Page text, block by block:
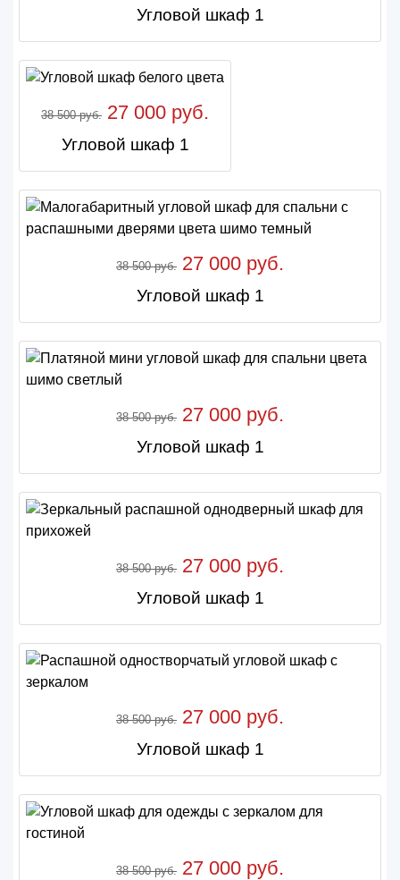
Угловой шкаф 1
38 500 руб. 27 000 руб.
Угловой шкаф 1
38 500 руб. 27 000 руб.
Угловой шкаф 1
38 500 руб. 27 000 руб.
Угловой шкаф 1
38 500 руб. 27 000 руб.
Угловой шкаф 1
38 500 руб. 27 000 руб.
Угловой шкаф 1
38 500 руб. 27 000 руб.